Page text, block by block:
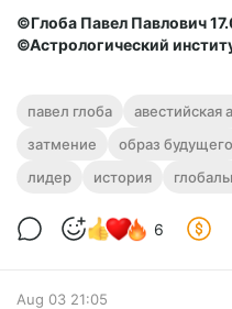
©Глоба Павел Павлович
©Астрологический
павел глоба авестийская
затмение
образ будущего
лидер
история
6
Aug 03 21:05